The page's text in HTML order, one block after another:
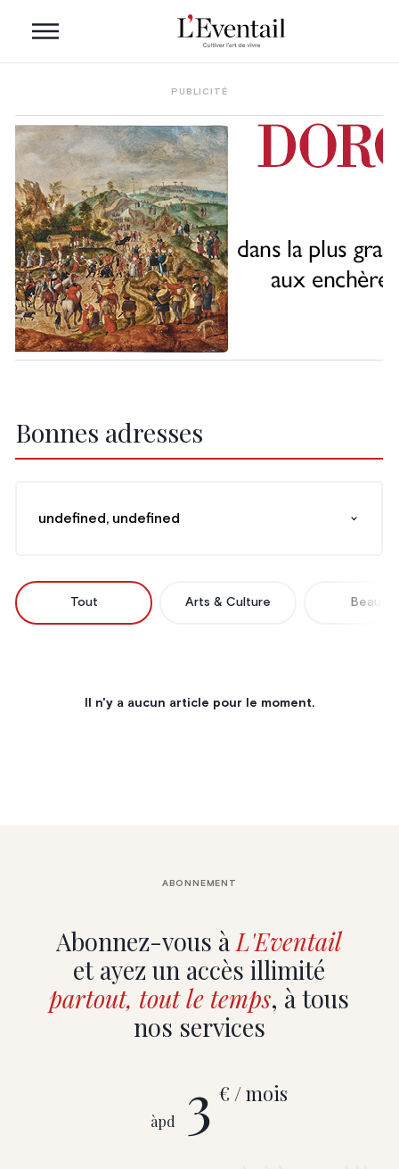
PUBLICITÉ
Bonnes adresses
undefined, undefined
Tout Arts & Culture Beauté
Il n'y a aucun article pour le moment.
Abonnez-vous àL'Eventail
et ayez un accès illimité
partout, tout le temps, à tous
nos services
ABONNEMENT
àpd 3 € / mois